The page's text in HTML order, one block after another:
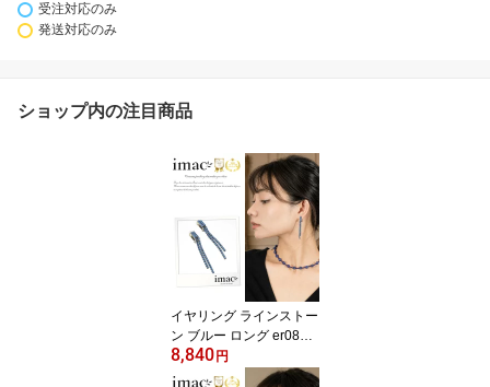
受注対応のみ
発送対応のみ
ショップ内の注目商品
イヤリング ラインストー
ン ブルー ロング er0846
00【イマックジュエリー
公式】
8,840円